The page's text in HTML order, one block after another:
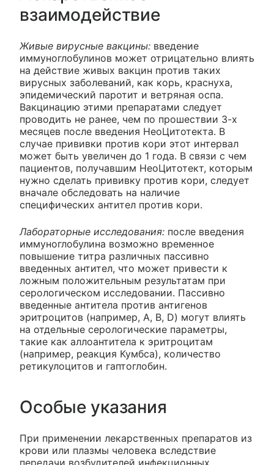
взаимодействие
Живые вирусные вакцины: введение
иммуноглобулинов может отрицательно влиять
на действие живых вакцин против таких
вирусных заболеваний, как корь, краснуха,
эпидемический паротит и ветряная оспа.
Вакцинацию этими препаратами следует
проводить не ранее, чем по прошествии 3-х
месяцев после введения НеоЦитотекта. В
случае прививки против кори этот интервал
может быть увеличен до 1 года. В связи с чем
пациентов, получавшим НеоЦитотект, которым
нужно сделать прививку против кори, следует
вначале обследовать на наличие
специфических антител против кори.
Лабораторные исследования: после введения
иммуноглобулина возможно временное
повышение титра различных пассивно
введенных антител, что может привести к
ложным положительным результатам при
серологическом исследовании. Пассивно
введенные антитела против антигенов
эритроцитов (например, А, В, D) могут влиять
на отдельные серологические параметры,
такие как аллоантитела к эритроцитам
(например, реакция Кумбса), количество
ретикулоцитов и гаптоглобин.
Особые указания
При применении лекарственных препаратов из
крови или плазмы человека вследствие
передачи возбудителей инфекционных